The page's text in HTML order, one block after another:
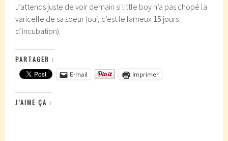
J’attends juste de voir demain si little boy n’a pas chopé la
varicelle de sa soeur (oui, c’est le fameux 15 jours
d’incubation).
PARTAGER :
E-mail
Imprimer
J’AIME ÇA :